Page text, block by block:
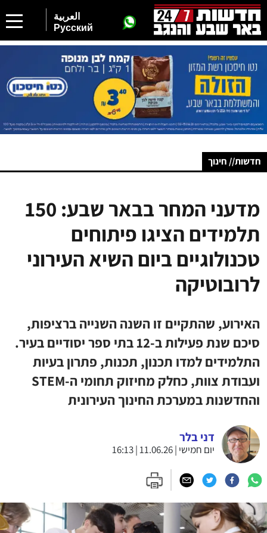
العربية
Русский
חדשות// חינוך
מדעני המחר בבאר שבע: 150
תלמידים הציגו פיתוחים
טכנולוגיים ביום השיא העירוני
לרובוטיקה
האירוע, שהתקיים זו השנה השנייה ברציפות,
סיכם שנת פעילות ב-12 בתי ספר יסודיים בעיר.
התלמידים למדו תכנון, תכנות, פתרון בעיות
ועבודת צוות, כחלק מחיזוק תחומי ה-STEM
והחדשנות במערכת החינוך העירונית
דני בלר
יום חמישי | 11.06.26 | 16:13